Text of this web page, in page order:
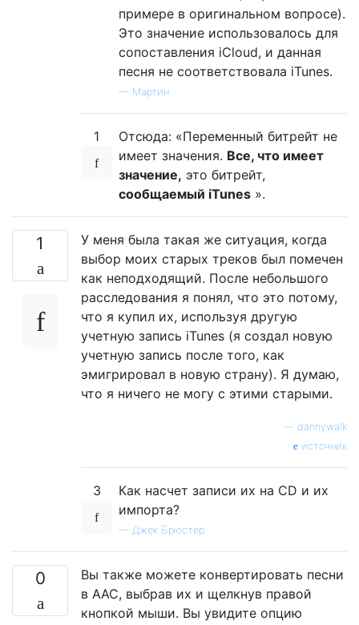
примере в оригинальном вопросе).
Это значение использовалось для
сопоставления iCloud, и данная
песня не соответствовала iTunes.
— Мартин
1
Отсюда: «Переменный битрейт не
имеет значения. Все, что имеет
значение, это битрейт,
сообщаемый iTunes ».
1
У меня была такая же ситуация, когда
выбор моих старых треков был помечен
как неподходящий. После небольшого
расследования я понял, что это потому,
что я купил их, используя другую
учетную запись iTunes (я создал новую
учетную запись после того, как
эмигрировал в новую страну). Я думаю,
что я ничего не могу с этими старыми.
dannywalk
источник
3
Как насчет записи их на CD и их
импорта?
— Джек Брюстер
0
Вы также можете конвертировать песни
в AAC, выбрав их и щелкнув правой
кнопкой мыши. Вы увидите опцию